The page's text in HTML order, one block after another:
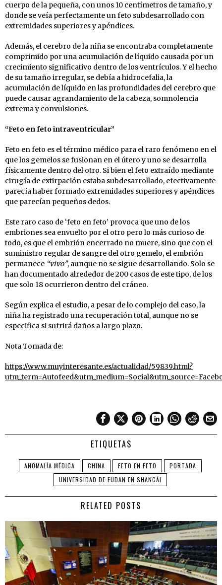
cuerpo de la pequeña, con unos 10 centímetros de tamaño, y
donde se veía perfectamente un feto subdesarrollado con
extremidades superiores y apéndices.
Además, el cerebro de la niña se encontraba completamente
comprimido por una acumulación de líquido causada por un
crecimiento significativo dentro de los ventrículos. Y el hecho
de su tamaño irregular, se debía a hidrocefalia, la
acumulación de líquido en las profundidades del cerebro que
puede causar agrandamiento de la cabeza, somnolencia
extrema y convulsiones.
“Feto en feto intraventricular”
Feto en feto es el término médico para el raro fenómeno en el
que los gemelos se fusionan en el útero y uno se desarrolla
físicamente dentro del otro. Si bien el feto extraído mediante
cirugía de extirpación estaba subdesarrollado, efectivamente
parecía haber formado extremidades superiores y apéndices
que parecían pequeños dedos.
Este raro caso de ‘feto en feto’ provoca que uno de los
embriones sea envuelto por el otro pero lo más curioso de
todo, es que el embrión encerrado no muere, sino que con el
suministro regular de sangre del otro gemelo, el embrión
permanece “vivo”, aunque no se sigue desarrollando. Solo se
han documentado alrededor de 200 casos de este tipo, de los
que solo 18 ocurrieron dentro del cráneo.
Según explica el estudio, a pesar de lo complejo del caso, la
niña ha registrado una recuperación total, aunque no se
especifica si sufrirá daños a largo plazo.
Nota Tomada de:
https://www.muyinteresante.es/actualidad/59839.html?
ETIQUETAS
ANOMALÍA MÉDICA CHINA FETO EN FETO
PORTADA
UNIVERSIDAD DE FUDAN EN SHANGÁI
RELATED POSTS